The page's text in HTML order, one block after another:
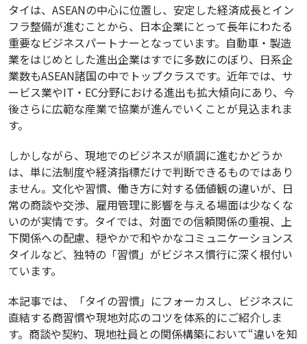
タイは、ASEANの中心に位置し、安定した経済成長とイン
フラ整備が進むことから、日本企業にとって長年にわたる
重要なビジネスパートナーとなっています。自動車・製造
業をはじめとした進出企業はすでに多数にのぼり、日系企
業数もASEAN諸国の中でトップクラスです。近年では、サ
ービス業やIT・EC分野における進出も拡大傾向にあり、今
後さらに広範な産業で協業が進んでいくことが見込まれま
す。
しかしながら、現地でのビジネスが順調に進むかどうか
は、単に法制度や経済指標だけで判断できるものではあり
ません。文化や習慣、働き方に対する価値観の違いが、日
常の商談や交渉、雇用管理に影響を与える場面は少なくな
いのが実情です。タイでは、対面での信頼関係の重視、上
下関係への配慮、穏やかで和やかなコミュニケーションス
タイルなど、独特の「習慣」がビジネス慣行に深く根付い
ています。
本記事では、「タイの習慣」にフォーカスし、ビジネスに
直結する商習慣や現地対応のコツを体系的にご紹介しま
す。商談や契約、現地社員との関係構築において“違いを知